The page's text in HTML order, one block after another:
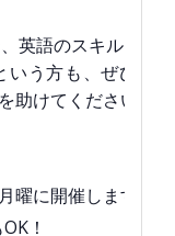
英語のスキルを保
う方も、ぜひご
助けてください。
曜に開催します。
！